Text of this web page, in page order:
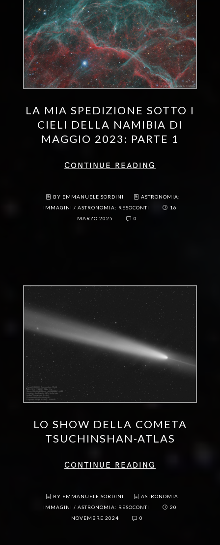
LA MIA SPEDIZIONE SOTTO I
CIELI DELLA NAMIBIA DI
MAGGIO 2023: PARTE 1
CONTINUE READING
BY EMMANUELE SORDINI
ASTRONOMIA:
IMMAGINI / ASTRONOMIA: RESOCONTI
16
MARZO 2025
0
LO SHOW DELLA COMETA
TSUCHINSHAN-ATLAS
CONTINUE READING
BY EMMANUELE SORDINI
ASTRONOMIA:
IMMAGINI / ASTRONOMIA: RESOCONTI
20
NOVEMBRE 2024
0